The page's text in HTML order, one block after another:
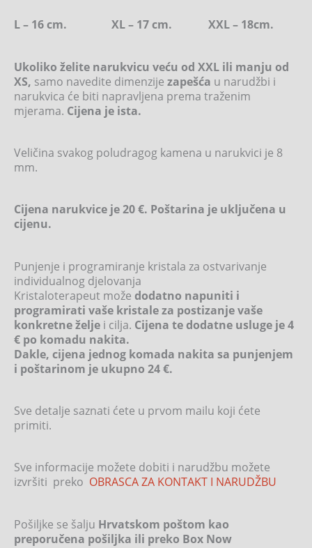
L – 16 cm. XL – 17 cm. XXL – 18cm.
Ukoliko želite narukvicu veću od XXL ili manju od
XS, samo navedite dimenzije zapešća u narudžbi i
narukvica će biti napravljena prema traženim
mjerama. Cijena je ista.
Veličina svakog poludragog kamena u narukvici je 8
mm.
Cijena narukvice je 20 €. Poštarina je uključena u
cijenu.
Punjenje i programiranje kristala za ostvarivanje
individualnog djelovanja
Kristaloterapeut može dodatno napuniti i
programirati vaše kristale za postizanje vaše
konkretne želje i cilja. Cijena te dodatne usluge je 4
€ po komadu nakita.
Dakle, cijena jednog komada nakita sa punjenjem
i poštarinom je ukupno 24 €.
Sve detalje saznati ćete u prvom mailu koji ćete
primiti.
Sve informacije možete dobiti i narudžbu možete
izvršiti preko OBRASCA ZA KONTAKT I NARUDŽBU
Pošiljke se šalju Hrvatskom poštom kao
preporučena pošiljka ili preko Box Now